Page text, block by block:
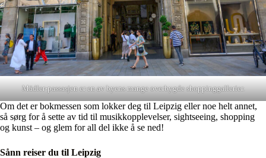
Mädler-passasjen er en av byens mange overbygde shoppinggallerier.
Om det er bokmessen som lokker deg til Leipzig eller noe helt annet,
så sørg for å sette av tid til musikkopplevelser, sightseeing, shopping
og kunst – og glem for all del ikke å se ned!
Sånn reiser du til Leipzig